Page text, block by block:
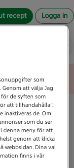
recept Logga in
som
att välja Jag
de syften som
att tillhandahålla”.
inaktiveras de. Om
som du ser
denna meny för att
genom att klicka
webbsidan. Dina val
finns i vår